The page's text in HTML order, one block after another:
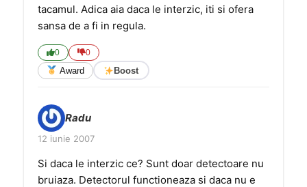
tacamul. Adica aia daca le interzic, iti si ofera
sansa de a fi in regula.
0 0
Award Boost
Radu
12 iunie 2007
Si daca le interzic ce? Sunt doar detectoare nu
bruiaza. Detectorul functioneaza si daca nu e